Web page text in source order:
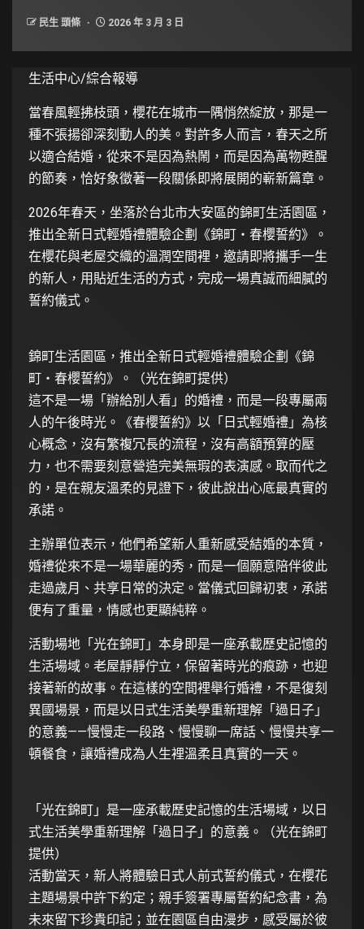
民生 頭條 2026 年 3 月 3 日
生活中心/綜合報導
當春風輕拂枝頭，櫻花在城市一隅悄然綻放，那是一
種不張揚卻深刻動人的美。對許多人而言，春天之所
以適合結婚，從來不是因為熱鬧，而是因為萬物甦醒
的節奏，恰好象徵著一段關係即將展開的嶄新篇章。
2026年春天，坐落於台北市大安區的錦町生活園區，
推出全新日式輕婚禮體驗企劃《錦町・春櫻誓約》。
在櫻花與老屋交織的溫潤空間裡，邀請即將攜手一生
的新人，用貼近生活的方式，完成一場真誠而細膩的
誓約儀式。
錦町生活園區，推出全新日式輕婚禮體驗企劃《錦
町・春櫻誓約》。（光在錦町提供）
這不是一場「辦給別人看」的婚禮，而是一段專屬兩
人的午後時光。《春櫻誓約》以「日式輕婚禮」為核
心概念，沒有繁複冗長的流程，沒有高額預算的壓
力，也不需要刻意營造完美無瑕的表演感。取而代之
的，是在親友溫柔的見證下，彼此說出心底最真實的
承諾。
主辦單位表示，他們希望新人重新感受結婚的本質，
婚禮從來不是一場華麗的秀，而是一個願意陪伴彼此
走過歲月、共享日常的決定。當儀式回歸初衷，承諾
便有了重量，情感也更顯純粹。
活動場地「光在錦町」本身即是一座承載歷史記憶的
生活場域。老屋靜靜佇立，保留著時光的痕跡，也迎
接著新的故事。在這樣的空間裡舉行婚禮，不是復刻
異國場景，而是以日式生活美學重新理解「過日子」
的意義——慢慢走一段路、慢慢聊一席話、慢慢共享一
頓餐食，讓婚禮成為人生裡溫柔且真實的一天。
「光在錦町」是一座承載歷史記憶的生活場域，以日
式生活美學重新理解「過日子」的意義。（光在錦町
提供）
活動當天，新人將體驗日式人前式誓約儀式，在櫻花
主題場景中許下約定；親手簽署專屬誓約紀念書，為
未來留下珍貴印記；並在園區自由漫步，感受屬於彼